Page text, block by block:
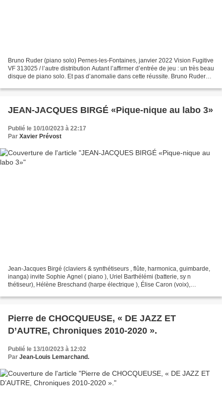
Bruno Ruder (piano solo) Pernes-les-Fontaines, janvier 2022 Vision Fugitive
VF 313025 / l’autre distribution Autant l’affirmer d’entrée de jeu : un très beau
disque de piano solo. Et pas d’anomalie dans cette réussite. Bruno Ruder
JEAN-JACQUES BIRGÉ «Pique-nique au labo 3»
Publié le 10/10/2023 à 22:17
Par Xavier Prévost
Jean-Jacques Birgé (claviers & synthétiseurs , flûte, harmonica, guimbarde,
inanga) invite Sophie Agnel ( piano ), Uriel Barthélémi (batterie, sy n
thétiseur), Hélène Breschand (harpe électrique ), Élise Caron (voix),
Pierre de CHOCQUEUSE, « DE JAZZ ET
D’AUTRE, Chroniques 2010-2020 ».
Publié le 13/10/2023 à 12:02
Par Jean-Louis Lemarchand.